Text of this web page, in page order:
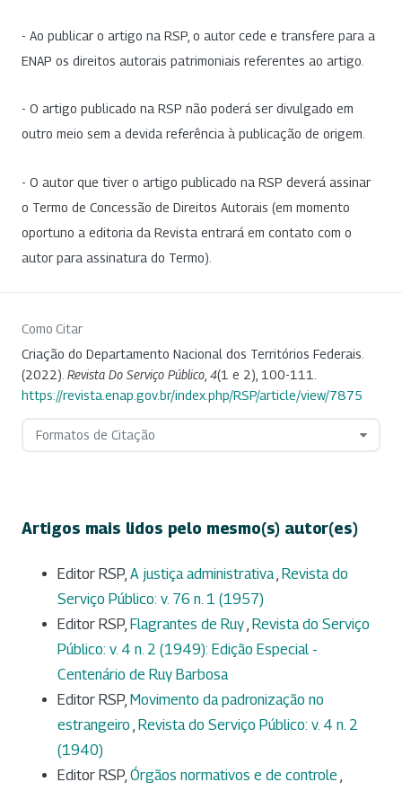
- Ao publicar o artigo na RSP, o autor cede e transfere para a
ENAP os direitos autorais patrimoniais referentes ao artigo.
- O artigo publicado na RSP não poderá ser divulgado em
outro meio sem a devida referência à publicação de origem.
- O autor que tiver o artigo publicado na RSP deverá assinar
o Termo de Concessão de Direitos Autorais (em momento
oportuno a editoria da Revista entrará em contato com o
autor para assinatura do Termo).
Como Citar
Criação do Departamento Nacional dos Territórios Federais.
(2022). Revista Do Serviço Público 4(1 e 2), 100-111.
https://revista.enap.gov.br/index.php/RSP/article/view/7875
Formatos de Citação
Artigos mais lidos pelo mesmo(s) autor(es)
Editor RSP, A justiça administrativa, Revista do
Serviço Público: v. 76 n. 1 (1957)
Editor RSP, Flagrantes de Ruy, Revista do Serviço
Público: v. 4 n. 2 (1949): Edição Especial -
Centenário de Ruy Barbosa
Editor RSP, Movimento da padronização no
estrangeiro , Revista do Serviço Público: v. 4 n. 2
(1940)
Editor RSP, Órgãos normativos e de controle ,